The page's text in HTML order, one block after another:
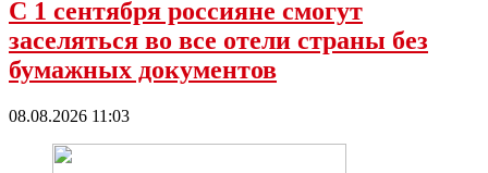
С 1 сентября россияне смогут
заселяться во все отели страны без
бумажных документов
08.08.2026 11:03